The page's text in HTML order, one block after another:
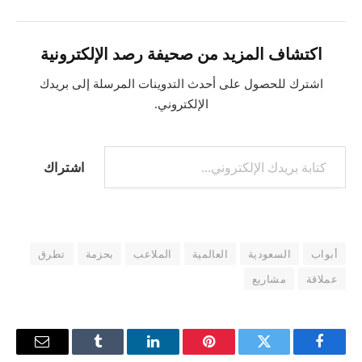
اكتشاف المزيد من صحيفة رصد الإلكترونية
اشترك للحصول على أحدث التدوينات المرسلة إلى بريدك
الإلكتروني.
اشتراك
أبواب السعودية العالمية الملاعب بحزمة
تطرق
عملاقة
مشاريع
فيسبوك تويتر بينتيريستلينكدإن Tumblr
البريد